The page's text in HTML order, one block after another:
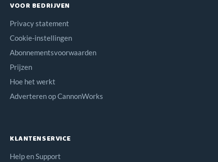
VOOR BEDRIJVEN
Privacy statement
Cookie-instellingen
Abonnementsvoorwaarden
Prijzen
Hoe het werkt
Adverteren op CannonWorks
KLANTENSERVICE
Help en Support